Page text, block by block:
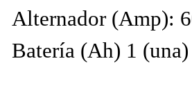
Alternador (Amp):
Batería (Ah) 1